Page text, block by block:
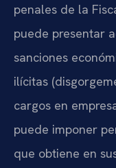
penales de la
puede presentar
sanciones
ilícitas
cargos en
puede imponer
que obtiene en